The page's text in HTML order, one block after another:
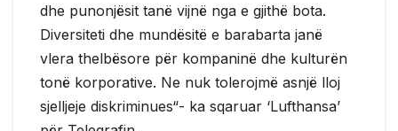
dhe punonjësit tanë vijnë nga e gjithë bota.
Diversiteti dhe mundësitë e barabarta janë
vlera thelbësore për kompaninë dhe kulturën
tonë korporative. Ne nuk tolerojmë asnjë lloj
sjelljeje diskriminues“- ka sqaruar ‘Lufthansa’